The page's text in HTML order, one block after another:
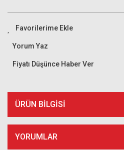
Yorum Yaz
Fiyatı Düşünce Haber Ver
ÜRÜN BILGISI
YORUMLAR